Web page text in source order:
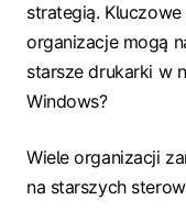
strategią.
organizacje mogą
starsze drukarki w
Windows?
Wiele organizacji
na starszych